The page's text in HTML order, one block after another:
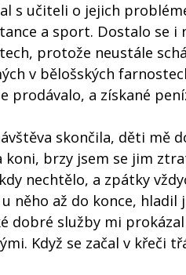
s učiteli o jejich
a sport. Dostalo se
protože neustále
v bělošských
prodávalo, a získané
skončila, děti mě
koni, brzy jsem se jim
nechtělo, a zpátky
něho až do konce,
dobré služby mi
Když se začal v křeči